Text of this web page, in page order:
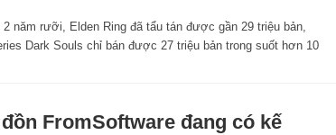
2 năm rưỡi, Elden Ring đã tẩu tán được gần 29 triệu bản,
Dark Souls chỉ bán được 27 triệu bản trong suốt hơn 10
FromSoftware đang có kế